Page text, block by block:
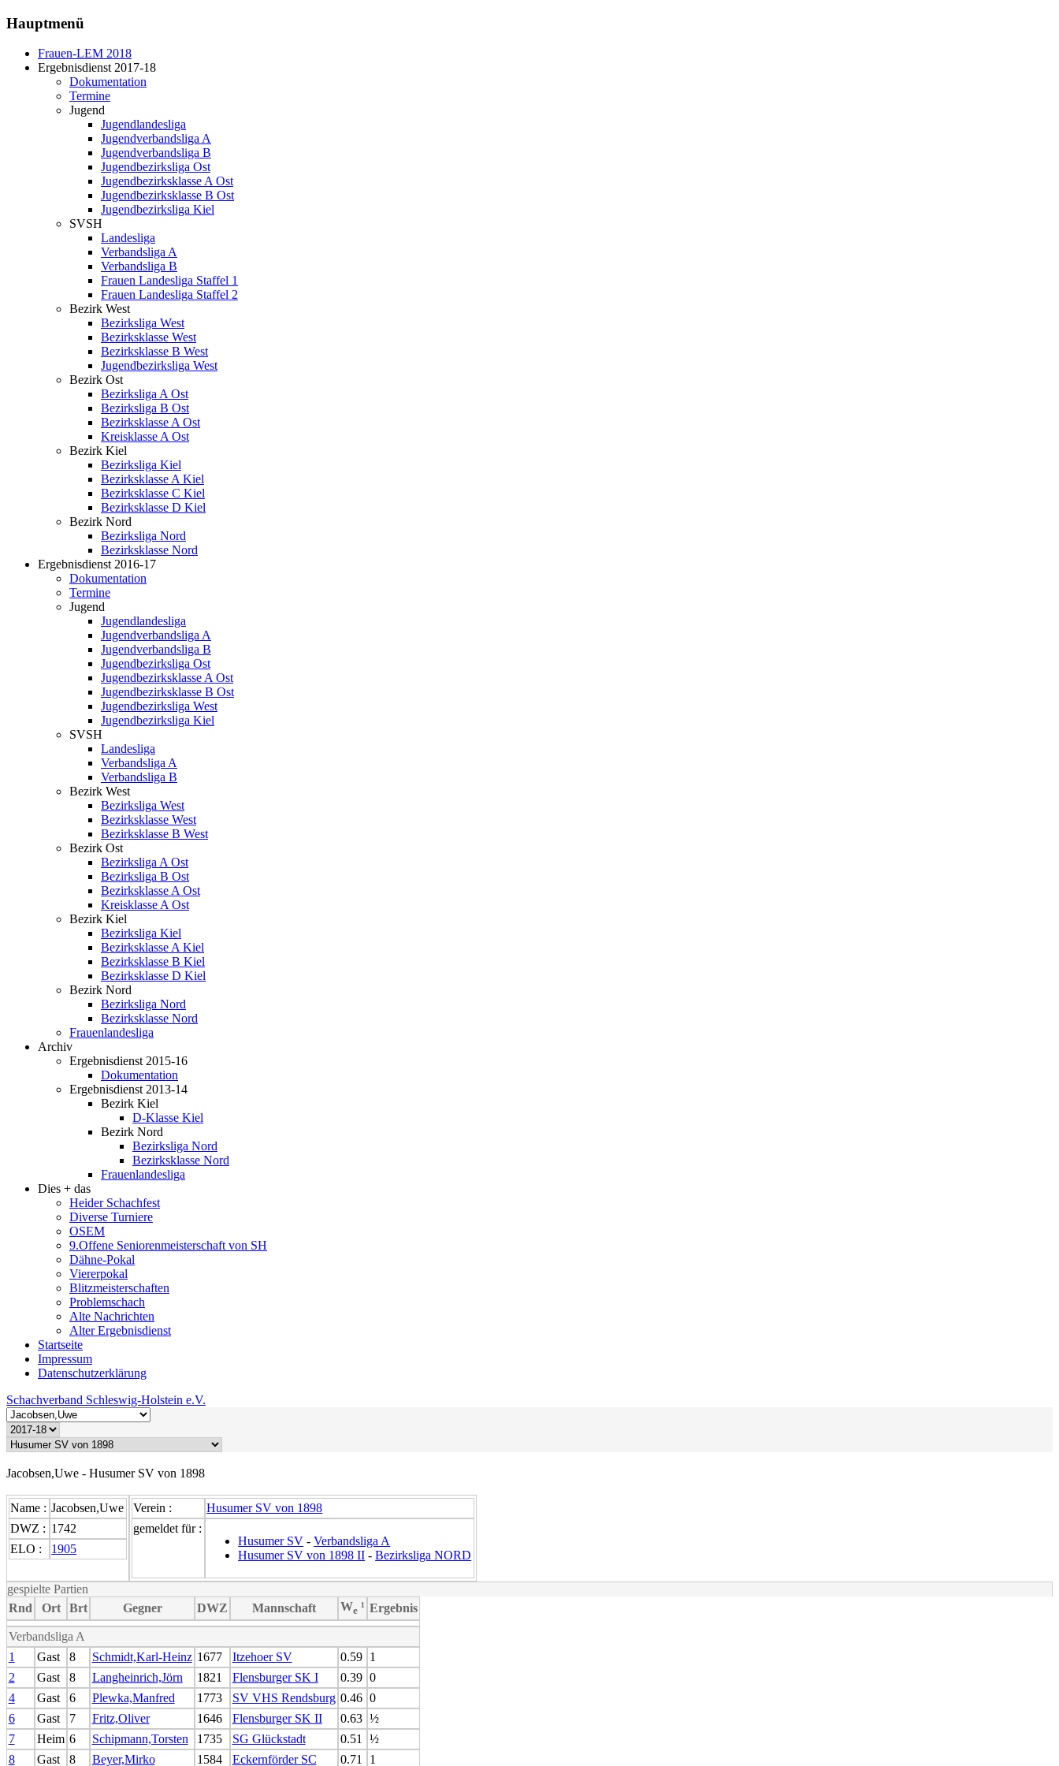
Hauptmenü
Frauen-LEM 2018
Ergebnisdienst 2017-18
Dokumentation
Termine
Jugend
Jugendlandesliga
Jugendverbandsliga A
Jugendverbandsliga B
Jugendbezirksliga Ost
Jugendbezirksklasse A Ost
Jugendbezirksklasse B Ost
Jugendbezirksliga Kiel
SVSH
Landesliga
Verbandsliga A
Verbandsliga B
Frauen Landesliga Staffel 1
Frauen Landesliga Staffel 2
Bezirk West
Bezirksliga West
Bezirksklasse West
Bezirksklasse B West
Jugendbezirksliga West
Bezirk Ost
Bezirksliga A Ost
Bezirksliga B Ost
Bezirksklasse A Ost
Kreisklasse A Ost
Bezirk Kiel
Bezirksliga Kiel
Bezirksklasse A Kiel
Bezirksklasse C Kiel
Bezirksklasse D Kiel
Bezirk Nord
Bezirksliga Nord
Bezirksklasse Nord
Ergebnisdienst 2016-17
Dokumentation
Termine
Jugend
Jugendlandesliga
Jugendverbandsliga A
Jugendverbandsliga B
Jugendbezirksliga Ost
Jugendbezirksklasse A Ost
Jugendbezirksklasse B Ost
Jugendbezirksliga West
Jugendbezirksliga Kiel
SVSH
Landesliga
Verbandsliga A
Verbandsliga B
Bezirk West
Bezirksliga West
Bezirksklasse West
Bezirksklasse B West
Bezirk Ost
Bezirksliga A Ost
Bezirksliga B Ost
Bezirksklasse A Ost
Kreisklasse A Ost
Bezirk Kiel
Bezirksliga Kiel
Bezirksklasse A Kiel
Bezirksklasse B Kiel
Bezirksklasse D Kiel
Bezirk Nord
Bezirksliga Nord
Bezirksklasse Nord
Frauenlandesliga
Archiv
Ergebnisdienst 2015-16
Dokumentation
Ergebnisdienst 2013-14
Bezirk Kiel
D-Klasse Kiel
Bezirk Nord
Bezirksliga Nord
Bezirksklasse Nord
Frauenlandesliga
Dies + das
Heider Schachfest
Diverse Turniere
OSEM
9.Offene Seniorenmeisterschaft von SH
Dähne-Pokal
Viererpokal
Blitzmeisterschaften
Problemschach
Alte Nachrichten
Alter Ergebnisdienst
Startseite
Impressum
Datenschutzerklärung
Schachverband Schleswig-Holstein e.V.
Jacobsen,Uwe - Husumer SV von 1898
Name : Jacobsen,Uwe
DWZ : 1742
ELO :
1905
Verein :
Husumer SV von 1898
gemeldet für :
Husumer SV -Verbandsliga A
Husumer SV von 1898 II -Bezirksliga NORD
gespielte Partien
Rnd
Ort Brt Gegner DWZ Mannschaft We ¹ Ergebnis
Verbandsliga A
1
Gast 8 Schmidt,Karl-Heinz 1677 Itzehoer SV 0.59
1
2
Gast 8 Langheinrich,Jörn 1821 Flensburger SK I 0.39 0
4
Gast 6 Plewka,Manfred 1773 SV VHS Rendsburg 0.46 0
6
Gast 7 Fritz,Oliver 1646 Flensburger SK II 0.63 ½
7
Heim 6 Schipmann,Torsten 1735 SG Glückstadt 0.51 ½
8
Gast 8 Beyer,Mirko 1584 Eckernförder SC 0.71 1